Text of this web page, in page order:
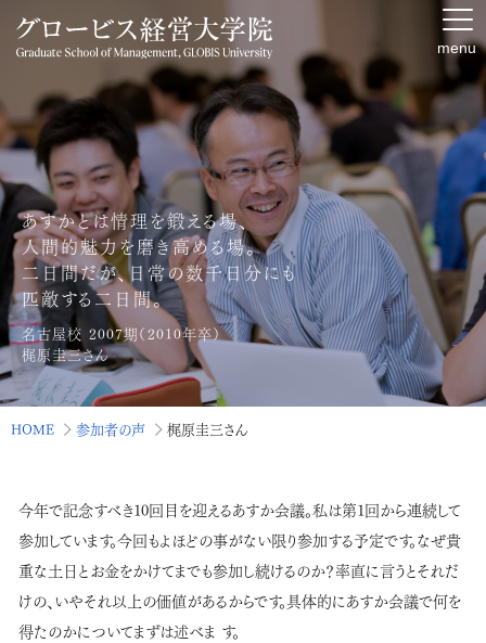
menu
あすかとは情理を鍛える場、
人間的魅力を磨き高める場。
二日間だが、日常の数千日分にも
匹敵する二日間。
名古屋校 2007期（2010年卒）
梶原圭三さん
HOME 参加者の声 梶原圭三さん
今年で記念すべき10回目を迎えるあすか会議。私は第1回から連続して
参加しています。今回もよほどの事がない限り参加する予定です。なぜ貴
重な土日とお金をかけてまでも参加し続けるのか？率直に言うとそれだ
けの、いやそれ以上の価値があるからです。具体的にあすか会議で何を
得たのかについてまずは述べま す。